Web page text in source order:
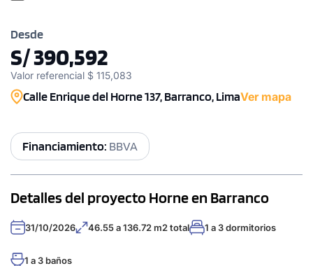
Desde
S/ 390,592
Valor referencial $ 115,083
Calle Enrique del Horne 137, Barranco, LimaVer mapa
Financiamiento: BBVA
Detalles del proyecto Horne en Barranco
31/10/2026 46.55 a 136.72 m2 total 1 a 3 dormitorios
1 a 3 baños